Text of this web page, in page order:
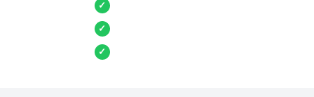
✓ Entreprises locales vérifiées
✓ Pose garantie
✓ Aides et primes incluses